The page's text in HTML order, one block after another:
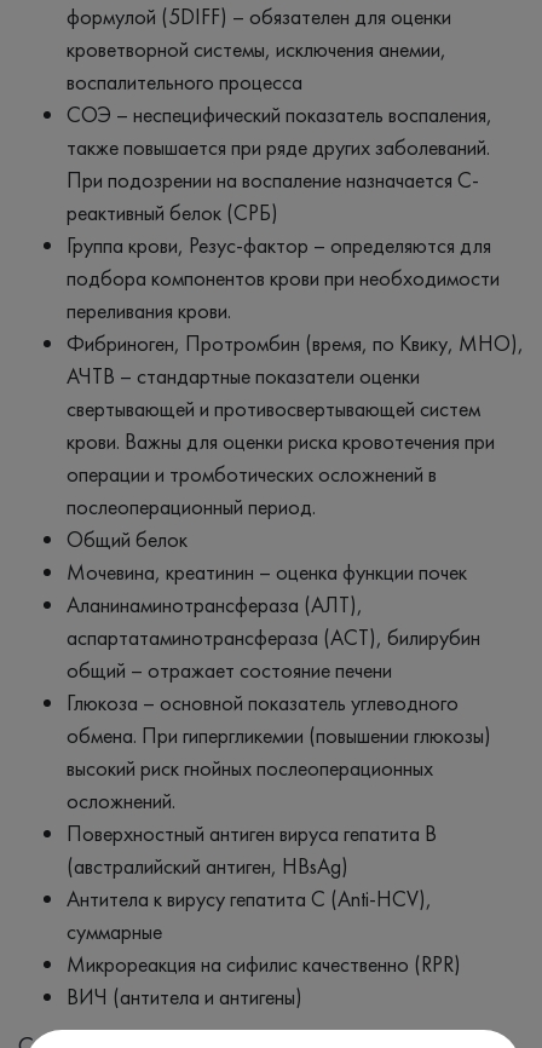
формулой (5DIFF) – обязателен для оценки
кроветворной системы, исключения анемии,
воспалительного процесса
СОЭ – неспецифический показатель воспаления,
также повышается при ряде других заболеваний.
При подозрении на воспаление назначается С-
реактивный белок (СРБ)
Группа крови, Резус-фактор – определяются для
подбора компонентов крови при необходимости
переливания крови.
Фибриноген, Протромбин (время, по Квику, МНО),
АЧТВ – стандартные показатели оценки
свертывающей и противосвертывающей систем
крови. Важны для оценки риска кровотечения при
операции и тромботических осложнений в
послеоперационный период.
Общий белок
Мочевина, креатинин – оценка функции почек
Аланинаминотрансфераза (АЛТ),
аспартатаминотрансфераза (АСТ), билирубин
общий – отражает состояние печени
Глюкоза – основной показатель углеводного
обмена. При гипергликемии (повышении глюкозы)
высокий риск гнойных послеоперационных
осложнений.
Поверхностный антиген вируса гепатита В
(австралийский антиген, HBsAg)
Антитела к вирусу гепатита С (Anti-HCV),
суммарные
Микрореакция на сифилис качественно (RPR)
ВИЧ (антитела и антигены)